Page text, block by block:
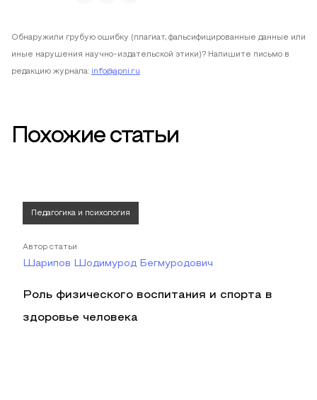
Обнаружили грубую ошибку (плагиат, фальсифицированные данные или
иные нарушения научно-издательской этики)? Напишите письмо в
редакцию журнала: info@apni.ru
Похожие статьи
Педагогика и психология
Автор статьи
Шарипов Шодимурод Бегмуродович
Роль физического воспитания и спорта в
здоровье человека